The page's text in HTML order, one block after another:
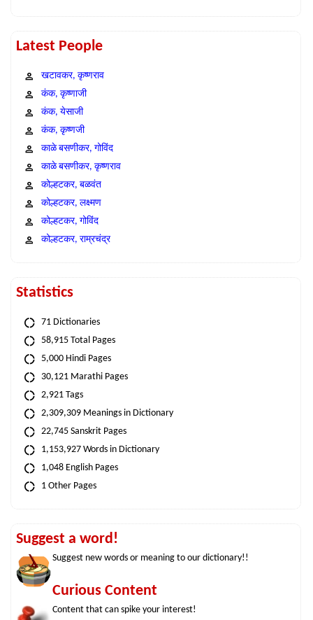
Latest People
खटावकर, कृष्णराव
कंक, कृष्णाजी
कंक, येसाजी
कंक, कृष्णजी
काळे बसणीकर, गोविंद
काळे बसणीकर, कृष्णराव
कोल्हटकर, बळवंत
कोल्हटकर, लक्ष्मण
कोल्हटकर, गोविंद
कोल्हटकर, राम्रचंद्र
Statistics
71 Dictionaries
58,915 Total Pages
5,000 Hindi Pages
30,121 Marathi Pages
2,921 Tags
2,309,309 Meanings in Dictionary
22,745 Sanskrit Pages
1,153,927 Words in Dictionary
1,048 English Pages
1 Other Pages
Suggest a word!
Suggest new words or meaning to our dictionary!!
Curious Content
Content that can spike your interest!